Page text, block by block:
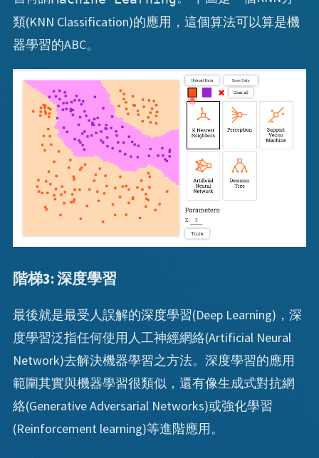
類(KNN Classification)的應用，這個算法可以算是機
器學習的ABC。
階梯3: 深度學習
最後就是最受人誤解的深度學習(Deep Learning)，深
度學習泛指任何使用人工神經網絡(Artificial Neural
Network)去解決機器學習之方法。深度學習的應用
範圍其實與機器學習很類似，還有像生成式對抗網
絡(Generative Adversarial Networks)或強化學習
(Reinforcement learning)等進階應用。